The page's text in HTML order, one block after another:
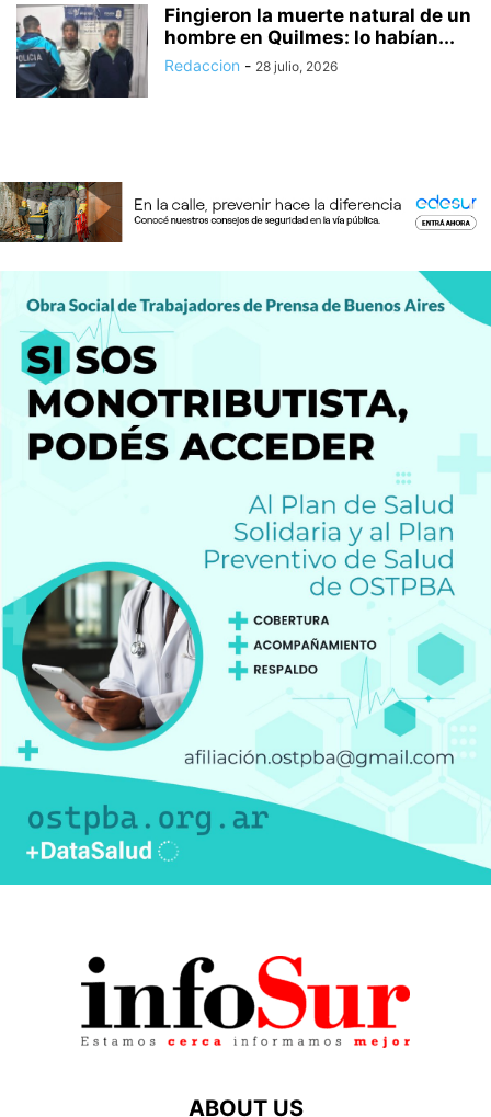
Fingieron la muerte natural de un
hombre en Quilmes: lo habían...
Redaccion - 28 julio, 2026
ABOUT US